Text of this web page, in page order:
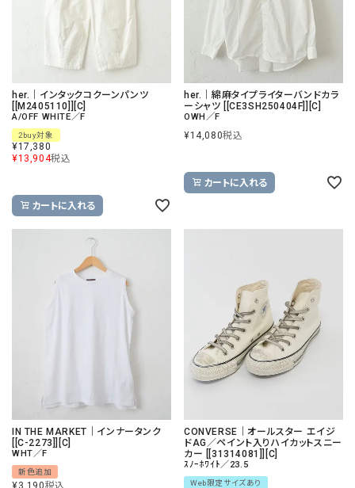
her.｜インタックコクーンパンツ
[[M2405110]][C]
A/OFF WHITE／F
2buy対象
¥17,380
¥13,904税込
カートに入れる
her.｜綿麻タイプライターバンドカラ
ーシャツ [[CE3SH250404F]][C]
OWH／F
¥14,080税込
カートに入れる
IN THE MARKET｜インナータンク
[[C-2273]][C]
WHT／F
新色追加
¥3,190税込
CONVERSE｜オールスター エイジ
ドAG／ペイント入りハイカットスニー
カー [[31314081]][C]
ｽﾉｰﾎﾜｲﾄ／23.5
Web限定サイズあり